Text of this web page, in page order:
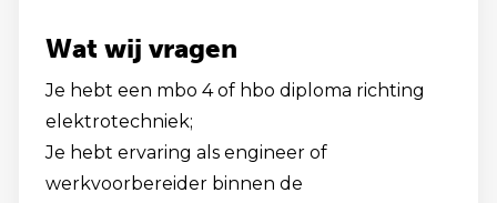
Wat wij vragen
Je hebt een mbo 4 of hbo diploma richting
elektrotechniek;
Je hebt ervaring als engineer of
werkvoorbereider binnen de